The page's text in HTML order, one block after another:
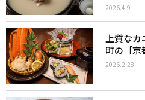
2026.4.9
上質なカ
町の［京
2026.2.28